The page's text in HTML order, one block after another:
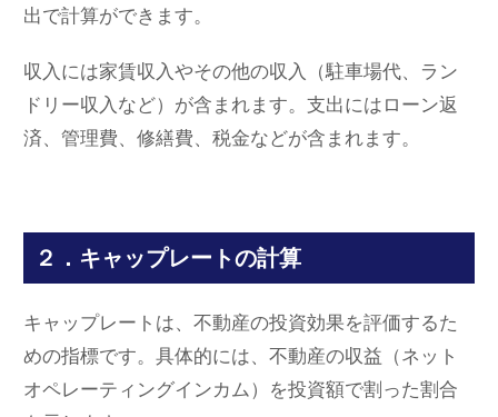
出で計算ができます。
収入には家賃収入やその他の収入（駐車場代、ラン
ドリー収入など）が含まれます。支出にはローン返
済、管理費、修繕費、税金などが含まれます。
２．キャップレートの計算
キャップレートは、不動産の投資効果を評価するた
めの指標です。具体的には、不動産の収益（ネット
オペレーティングインカム）を投資額で割った割合